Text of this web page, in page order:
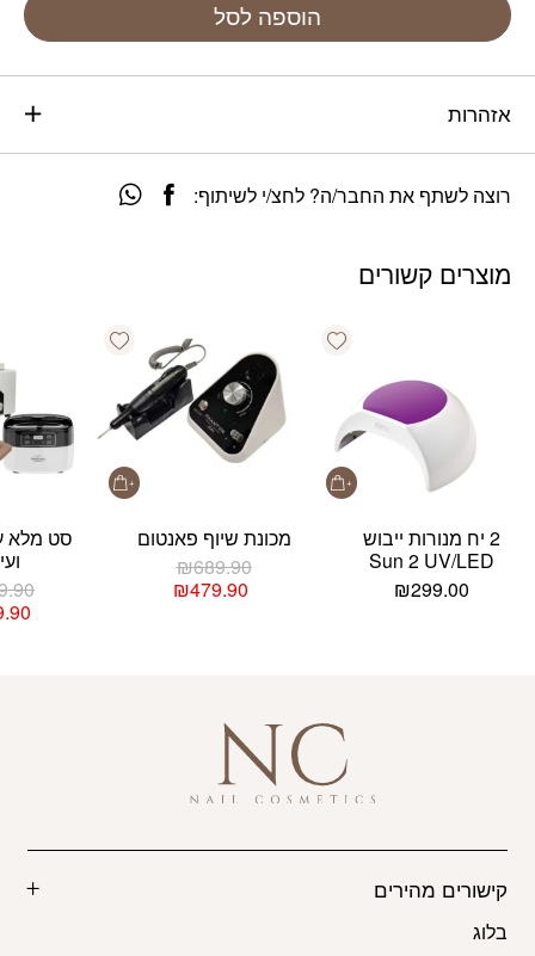
הוספה לסל
אזהרות
רוצה לשתף את החבר/ה? לחצ/י לשיתוף:
מוצרים קשורים
Add wishlist
2 יח מנורות ייבוש
Sun 2 UV/LED
₪299.00
Add wishlist
מכונת שיוף פאנטום
₪689.90 המחיר
המקורי₪479.90 המחיר
סט מלא
קישורים מהירים
בלוג